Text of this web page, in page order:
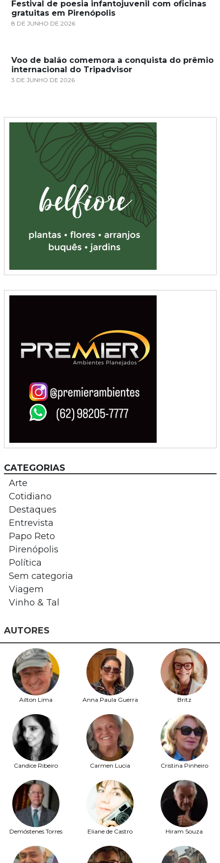
Festival de poesia infantojuvenil com oficinas
gratuitas em Pirenópolis
8 DE JUNHO DE 2026
Voo de balão comemora a conquista do prêmio
internacional do Tripadvisor
3 DE JUNHO DE 2026
CATEGORIAS
Arte
Cotidiano
Destaques
Entrevista
Papo Reto
Pirenópolis
Política
Sem categoria
Viagem
Vinho & Tal
AUTORES
Ailton Lima Anna Paula Guerra Britz
Candice Ribeiro Carmen Lucia Cristina Pinheiro
Demóstenes Torres Eliane de Castro Hiram Souza